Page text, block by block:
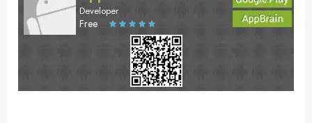
Developer
Free